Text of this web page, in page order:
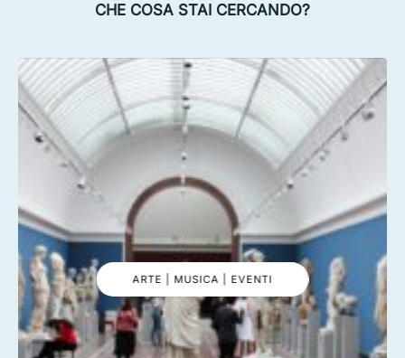
CHE COSA STAI CERCANDO?
ARTE | MUSICA | EVENTI